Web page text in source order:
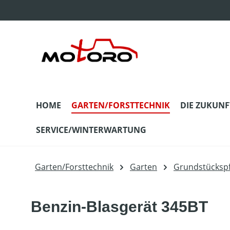
HOME GARTEN/FORSTTECHNIK DIE
SERVICE/WINTERWARTUNG
Garten/Forsttechnik Garten
Benzin-Blasgerät 345BT